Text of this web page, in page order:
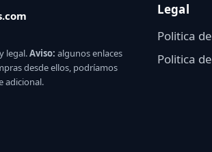
legal.Aviso: algunos enlaces
desde ellos, podríamos
adicional.
Legal
Politica
Politica